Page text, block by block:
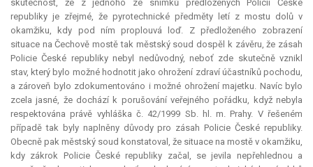
skutečnost, že z jednoho ze snímků předložených Policií České
republiky je zřejmé, že pyrotechnické předměty letí z mostu dolů v
okamžiku, kdy pod ním proplouvá loď. Z předloženého zobrazení
situace na Čechově mostě tak městský soud dospěl k závěru, že zásah
Policie České republiky nebyl nedůvodný, neboť zde skutečně vznikl
stav, který bylo možné hodnotit jako ohrožení zdraví účastníků pochodu,
a zároveň bylo zdokumentováno i možné ohrožení majetku. Navíc bylo
zcela jasné, že dochází k porušování veřejného pořádku, když nebyla
respektována právě vyhláška č. 42/1999 Sb. hl. m. Prahy. V řešeném
případě tak byly naplněny důvody pro zásah Policie České republiky.
Obecně pak městský soud konstatoval, že situace na mostě v okamžiku,
kdy zákrok Policie České republiky začal, se jevila nepřehlednou a